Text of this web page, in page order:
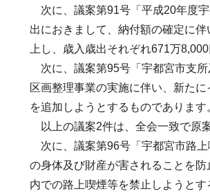
次に、議案第91号「平成20年度
出におきまして、納付額の確定に
上し、歳入歳出それぞれ671万
次に、議案第95号「宇都宮市支所
区画整理事業の実施に伴い、新た
を追加しようとするものであります
以上の議案2件は、全会一致で原
次に、議案第96号「宇都宮市路上
の身体及び財産が害されることを
内での路上喫煙等を禁止しようとす